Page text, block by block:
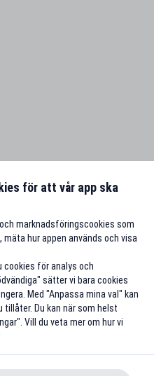
för att vår app ska
marknadsföringscookies som
hur appen används och visa
cookies för analys och
sätter vi bara cookies
Med "Anpassa mina val" kan
tillåter. Du kan när som helst
Vill du veta mer om hur vi